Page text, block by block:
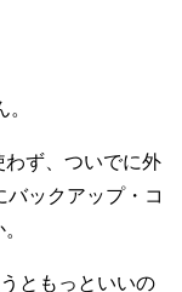
ず、ついでに外
ックアップ・コ
ともっといいの